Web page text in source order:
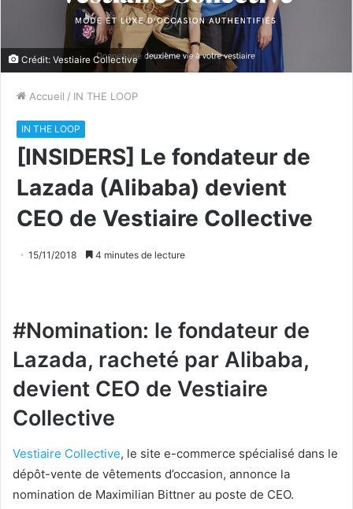
Crédit: Vestiaire Collective
Accueil / IN THE LOOP
IN THE LOOP
[INSIDERS] Le fondateur de
Lazada (Alibaba) devient
CEO de Vestiaire Collective
15/11/2018 4 minutes de lecture
#Nomination: le fondateur de
Lazada, racheté par Alibaba,
devient CEO de Vestiaire
Collective
Vestiaire Collective, le site e-commerce spécialisé dans le
dépôt-vente de vêtements d’occasion, annonce la
nomination de Maximilian Bittner au poste de CEO.